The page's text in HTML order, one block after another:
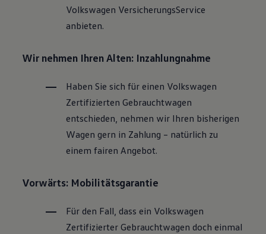
Volkswagen VersicherungsService
anbieten.
Wir nehmen Ihren Alten: Inzahlungnahme
Haben Sie sich für einen Volkswagen
Zertifizierten Gebrauchtwagen
entschieden, nehmen wir Ihren bisherigen
Wagen gern in Zahlung – natürlich zu
einem fairen Angebot.
Vorwärts: Mobilitätsgarantie
Für den Fall, dass ein Volkswagen
Zertifizierter Gebrauchtwagen doch einmal